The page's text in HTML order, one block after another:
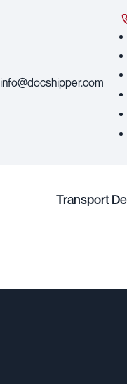
info@docshipper.com
Transport